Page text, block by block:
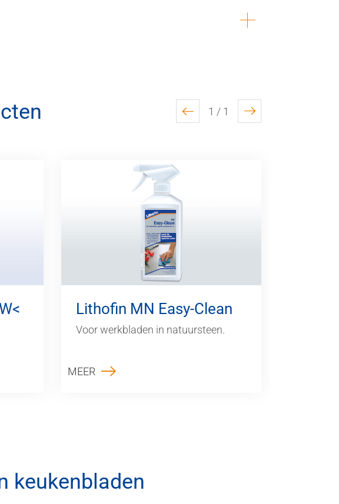
previous
1 / 1
next
Lithofin MN Easy-Clean
Voor werkbladen in natuursteen.
MEER
keukenbladen